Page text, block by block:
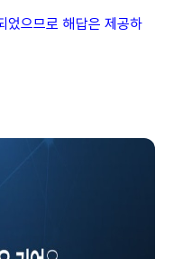
었으므로 해답은 제공하